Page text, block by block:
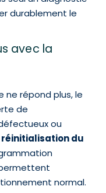
durablement le
avec la
ne répond plus, le
de
ou
réinitialisation du
normal.